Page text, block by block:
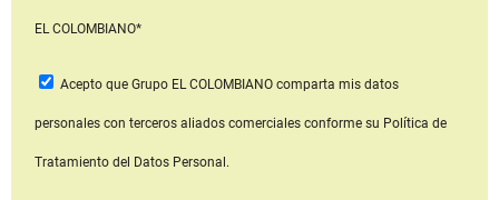
EL COLOMBIANO*
Acepto que Grupo EL COLOMBIANOcomparta mis datos
personales con terceros aliados comerciales conforme su Política de
Tratamiento del Datos Personal.